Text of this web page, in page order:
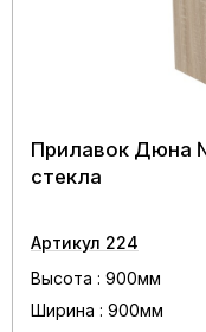
Прилавок Дюна
стекла
Артикул 224
Высота : 900мм
Ширина : 900мм